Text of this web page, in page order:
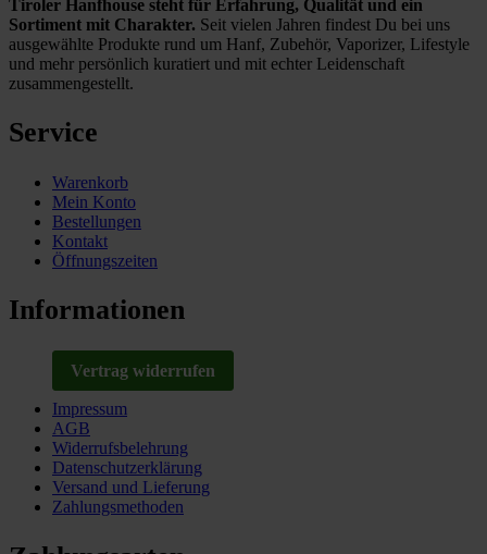
Tiroler Hanfhouse steht für Erfahrung, Qualität und ein
Sortiment mit Charakter. Seit vielen Jahren findest Du bei uns
ausgewählte Produkte rund um Hanf, Zubehör, Vaporizer, Lifestyle
und mehr persönlich kuratiert und mit echter Leidenschaft
zusammengestellt.
Service
Warenkorb
Mein Konto
Bestellungen
Kontakt
Öffnungszeiten
Informationen
Vertrag widerrufen
Impressum
AGB
Widerrufsbelehrung
Datenschutzerklärung
Versand und Lieferung
Zahlungsmethoden